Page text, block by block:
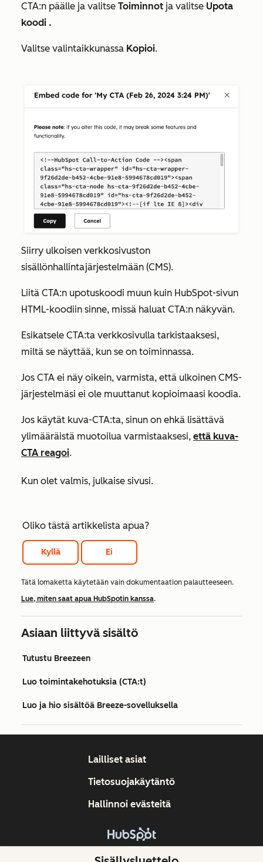
CTA:n päälle ja valitse Toiminnot ja valitse Upota
koodi .
Valitse valintaikkunassa Kopioi.
Siirry ulkoisen verkkosivuston
sisällönhallintajärjestelmään (CMS).
Liitä CTA:n upotuskoodi muun kuin HubSpot-sivun
HTML-koodiin sinne, missä haluat CTA:n näkyvän.
Esikatsele CTA:ta verkkosivulla tarkistaaksesi,
miltä se näyttää, kun se on toiminnassa.
Jos CTA ei näy oikein, varmista, että ulkoinen CMS-
järjestelmäsi ei ole muuttanut kopioimaasi koodia.
Jos käytät kuva-CTA:ta, sinun on ehkä lisättävä
ylimääräistä muotoilua varmistaaksesi, että kuva-
CTA reagoi.
Kun olet valmis, julkaise sivusi.
Oliko tästä artikkelista apua?
Kyllä Ei
Tätä lomaketta käytetään vain dokumentaation palautteeseen.
Lue, miten saat apua HubSpotin kanssa.
Asiaan liittyvä sisältö
Tutustu Breezeen
Luo toimintakehotuksia (CTA:t)
Luo ja hio sisältöä Breeze-sovelluksella
Tekijänoikeus © 2026 HubSpot, Inc.
Lailliset asiat
Tietosuojakäytäntö
Hallinnoi evästeitä